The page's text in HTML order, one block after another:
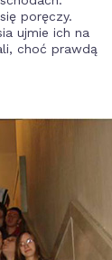
poręczy.
ujmie ich na
choć prawdą